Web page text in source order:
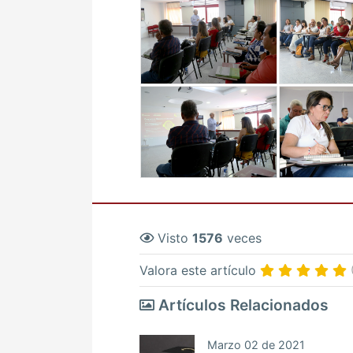
Visto 1576 veces
Valora este artículo
Artículos Relacionados
Marzo 02 de 2021